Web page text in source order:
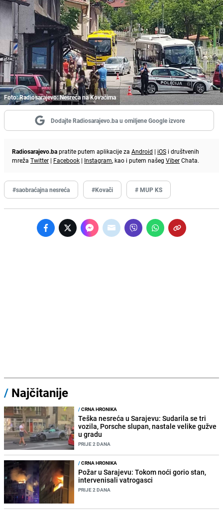
Foto: Radiosarajevo: Nesreća na Kovačima
Dodajte Radiosarajevo.ba u omiljene Google izvore
Radiosarajevo.bapratite putem aplikacije za Android | iOS i društvenih
mreža Twitter | Facebook | Instagram, kao i putem našeg ViberChata.
#saobraćajna nesreća #Kovači # MUP KS
/ Najčitanije
/CRNA HRONIKA
Teška nesreća u Sarajevu: Sudarila se tri
vozila, Porsche slupan, nastale velike gužve
u gradu
PRIJE 2 DANA
/CRNA HRONIKA
Požar u Sarajevu: Tokom noći gorio stan,
intervenisali vatrogasci
PRIJE 2 DANA